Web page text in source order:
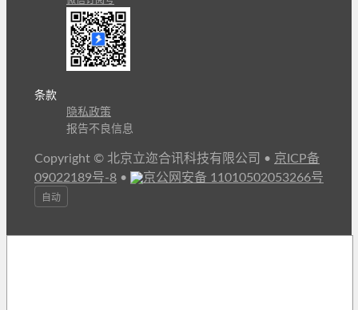
条款
隐私政策
报告不良信息
Copyright © 北京立迩合讯科技有限公司 • 京ICP备
09022189号-8 • 京公网安备 11010502053266号
自动